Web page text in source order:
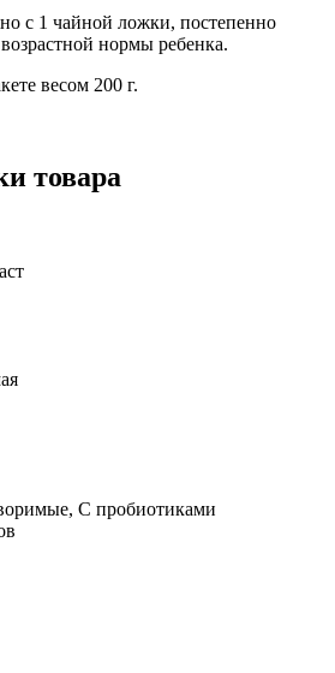
с 1 чайной ложки, постепенно
нормы ребенка.
весом 200 г.
товара
С пробиотиками